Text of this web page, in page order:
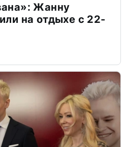
Жанну
на отдыхе с 22-